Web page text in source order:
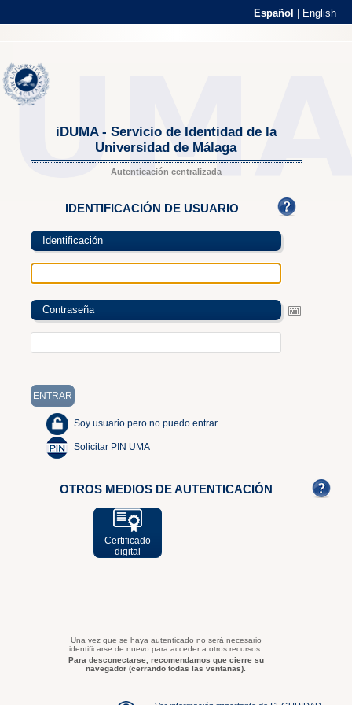
Español English
iDUMA - Servicio de Identidad de la
Universidad de Málaga
Autenticación centralizada
IDENTIFICACIÓN DE USUARIO
Identificación
Contraseña
Soy usuario pero no puedo entrar
Solicitar PIN UMA
OTROS MEDIOS DE AUTENTICACIÓN
Certificado
digital
Una vez que se haya autenticado no será necesario
identificarse de nuevo para acceder a otros recursos.
Para desconectarse, recomendamos que cierre su
navegador (cerrando todas las ventanas).